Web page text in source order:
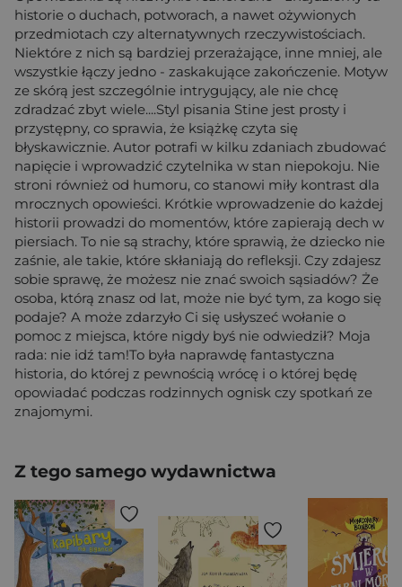
historie o duchach, potworach, a nawet ożywionych
przedmiotach czy alternatywnych rzeczywistościach.
Niektóre z nich są bardziej przerażające, inne mniej, ale
wszystkie łączy jedno - zaskakujące zakończenie. Motyw
ze skórą jest szczególnie intrygujący, ale nie chcę
zdradzać zbyt wiele....Styl pisania Stine jest prosty i
przystępny, co sprawia, że książkę czyta się
błyskawicznie. Autor potrafi w kilku zdaniach zbudować
napięcie i wprowadzić czytelnika w stan niepokoju. Nie
stroni również od humoru, co stanowi miły kontrast dla
mrocznych opowieści. Krótkie wprowadzenie do każdej
historii prowadzi do momentów, które zapierają dech w
piersiach. To nie są strachy, które sprawią, że dziecko nie
zaśnie, ale takie, które skłaniają do refleksji. Czy zdajesz
sobie sprawę, że możesz nie znać swoich sąsiadów? Że
osoba, którą znasz od lat, może nie być tym, za kogo się
podaje? A może zdarzyło Ci się usłyszeć wołanie o
pomoc z miejsca, które nigdy byś nie odwiedził? Moja
rada: nie idź tam!To była naprawdę fantastyczna
historia, do której z pewnością wrócę i o której będę
opowiadać podczas rodzinnych ognisk czy spotkań ze
znajomymi.
Z tego samego wydawnictwa